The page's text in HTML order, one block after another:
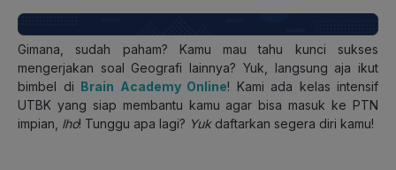
Gimana, sudah paham? Kamu mau tahu kunci sukses
mengerjakan soal Geografi lainnya? Yuk, langsung aja ikut
bimbel di Brain Academy Online! Kami ada kelas intensif
UTBK yang siap membantu kamu agar bisa masuk ke PTN
impian, lho! Tunggu apa lagi? Yuk daftarkan segera diri kamu!